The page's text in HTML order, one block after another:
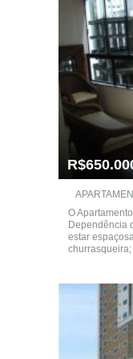
O
Dependência
estar
churrasqueira;